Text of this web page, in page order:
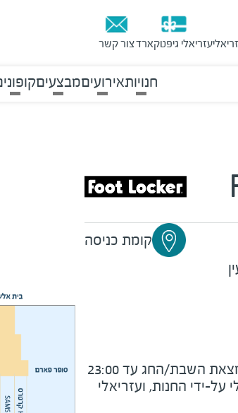
עזריאלי גיפטקארדצור קשר
חנויותאירועיםמבצעים
קומת כניסה
השבת/החג עד 23:00
ידי החנות, ועזריאלי